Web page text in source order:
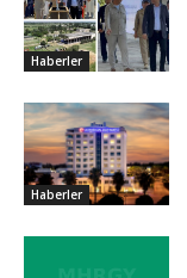
Haberler
Haberler